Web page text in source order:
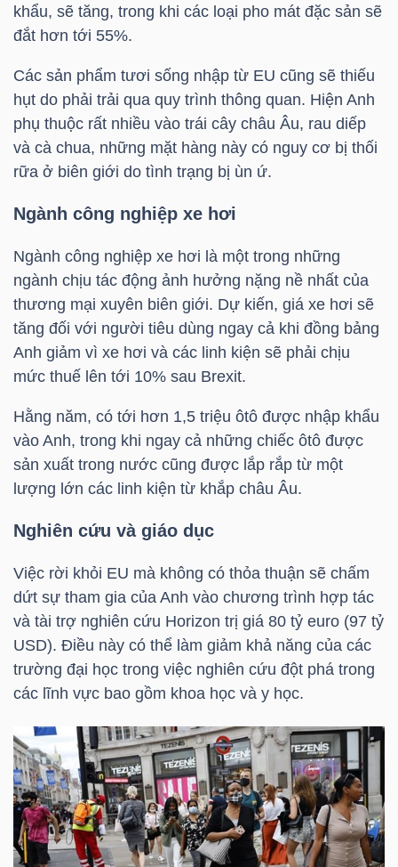
khẩu, sẽ tăng, trong khi các loại pho mát đặc sản sẽ
đắt hơn tới 55%.
Các sản phẩm tươi sống nhập từ EU cũng sẽ thiếu
hụt do phải trải qua quy trình thông quan. Hiện Anh
phụ thuộc rất nhiều vào trái cây châu Âu, rau diếp
và cà chua, những mặt hàng này có nguy cơ bị thối
rữa ở biên giới do tình trạng bị ùn ứ.
Ngành công nghiệp xe hơi
Ngành công nghiệp xe hơi là một trong những
ngành chịu tác động ảnh hưởng nặng nề nhất của
thương mại xuyên biên giới. Dự kiến, giá xe hơi sẽ
tăng đối với người tiêu dùng ngay cả khi đồng bảng
Anh giảm vì xe hơi và các linh kiện sẽ phải chịu
mức thuế lên tới 10% sau Brexit.
Hằng năm, có tới hơn 1,5 triệu ôtô được nhập khẩu
vào Anh, trong khi ngay cả những chiếc ôtô được
sản xuất trong nước cũng được lắp rắp từ một
lượng lớn các linh kiện từ khắp châu Âu.
Nghiên cứu và giáo dục
Việc rời khỏi EU mà không có thỏa thuận sẽ chấm
dứt sự tham gia của Anh vào chương trình hợp tác
và tài trợ nghiên cứu Horizon trị giá 80 tỷ euro (97 tỷ
USD). Điều này có thể làm giảm khả năng của các
trường đại học trong việc nghiên cứu đột phá trong
các lĩnh vực bao gồm khoa học và y học.
YẾU
TIÊU
DÙNG
THIẾT
CHĂM
SÓC
SỨC
KHỎE
TÀI
CÔNG
NGHỆ
THÔNG
TIN
DỊCH
VỤ
TRUYỀN